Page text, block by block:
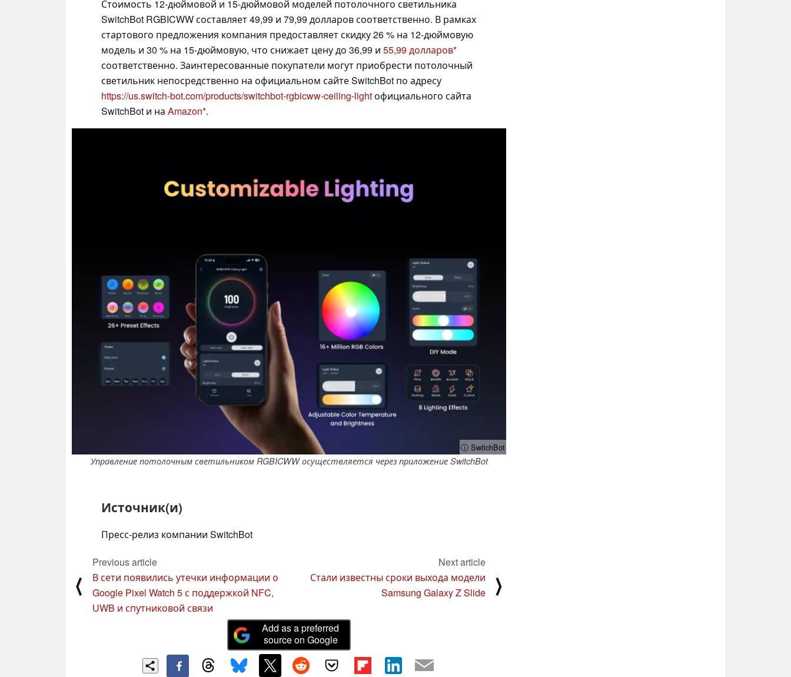
Стоимость 12-дюймовой и 15-дюймовой моделей потолочного светильника
SwitchBot RGBICWW составляет 49,99 и 79,99 долларов соответственно. В рамках
стартового предложения компания предоставляет скидку 26 % на 12-дюймовую
модель и 30 % на 15-дюймовую, что снижает цену до 36,99 и 55,99 долларов
соответственно. Заинтересованные покупатели могут приобрести потолочный
светильник непосредственно на официальном сайте SwitchBot по адресу
https://us.switch-bot.com/products/switchbot-rgbicww-ceiling-lightофициального сайта
SwitchBot и на Amazon .
ⓘ SwitchBot
Управление потолочным светильником RGBICWW осуществляется через приложение SwitchBot
Источник(и)
Пресс-релиз компании SwitchBot
⟨
Previous article
В сети появились утечки информации о
Google Pixel Watch 5 с поддержкой NFC,
UWB и спутниковой связи
Next article
Стали известны сроки выхода модели
Samsung Galaxy Z Slide
⟩
Add as a preferred
source on Google